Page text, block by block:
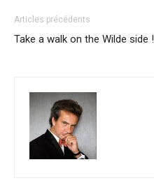
Articles précédents
Take a walk on the Wilde side !